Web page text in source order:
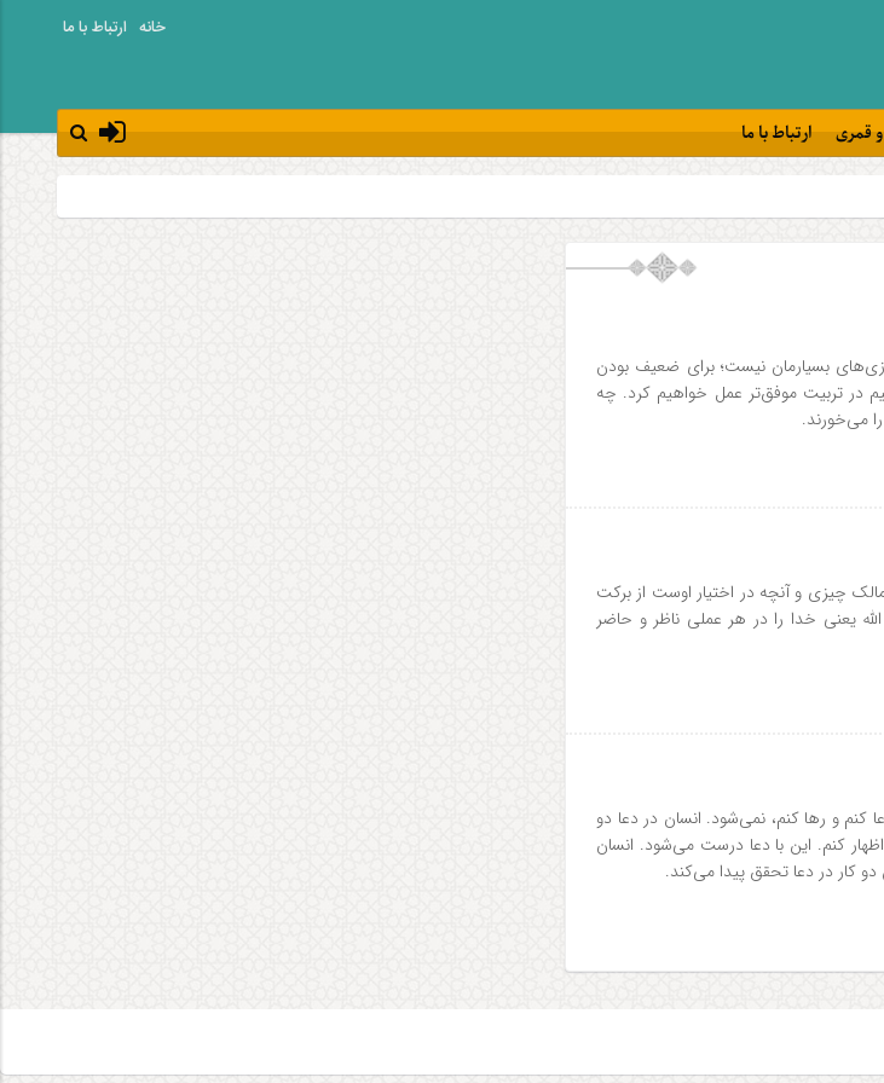
خانه ارتباط با ما
قمری ارتباط با ما
بسیارمان نیست؛ برای ضعیف بودن
در تربیت موفق‌تر عمل خواهیم کرد. چه
می‌خورند.
چیزی و آنچه در اختیار اوست از برکت
یعنی خدا را در هر عملی ناظر و حاضر
کنم و رها کنم، نمی‌شود. انسان در دعا دو
کنم. این با دعا درست می‌شود. انسان
دو کار در دعا تحقق پیدا می‌کند.